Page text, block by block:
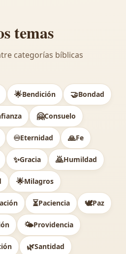
temas
categorías bíblicas
🌟Bendición 🤝Bondad
🤗Consuelo
♾️Eternidad 🙏Fe
✨Gracia 🙇Humildad
🌟Milagros
⏳Paciencia 🕊️Paz
🌤️Providencia
🌿Santidad